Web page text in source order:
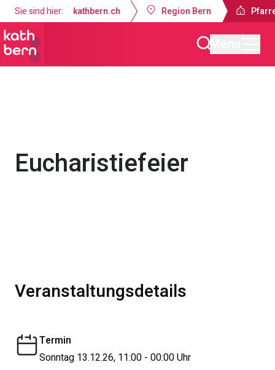
Sie sind hier: kathbern.ch Region Bern
Eucharistiefeier
Veranstaltungsdetails
Termin
Sonntag 13.12.26, 11:00 - 00:00 Uhr